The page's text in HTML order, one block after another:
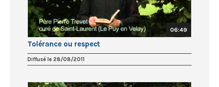
06:49
Tolérance ou respect
Diffusé le 28/08/2011